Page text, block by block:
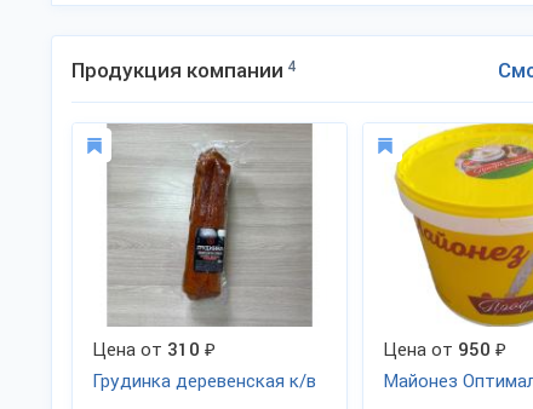
Продукция компании 4
Цена от 310 ₽
Грудинка деревенская к/в
Цена от 950 ₽
Майонез